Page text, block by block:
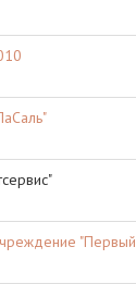
"Первый